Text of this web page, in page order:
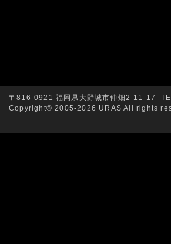
〒816-0921 福岡県大野城市仲畑2-11-17
Copyright© 2005-2026 URAS All rights